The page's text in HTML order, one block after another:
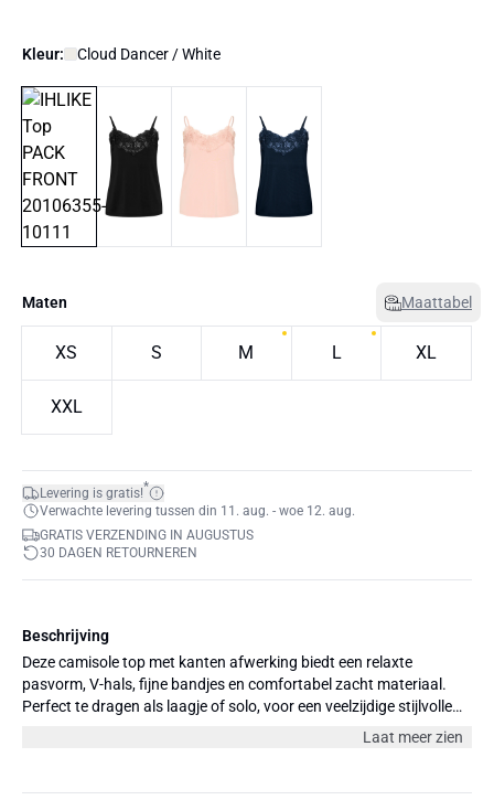
Kleur: Cloud Dancer / White
Maten Maattabel
XS S M L XL
XXL
Levering is gratis!*
Verwachte levering tussen din 11. aug. - woe 12. aug.
GRATIS VERZENDING IN AUGUSTUS
30 DAGEN RETOURNEREN
Beschrijving
Deze camisole top met kanten afwerking biedt een relaxte
pasvorm, V-hals, fijne bandjes en comfortabel zacht materiaal.
Perfect te dragen als laagje of solo, voor een veelzijdige stijlvolle
Laat meer zien